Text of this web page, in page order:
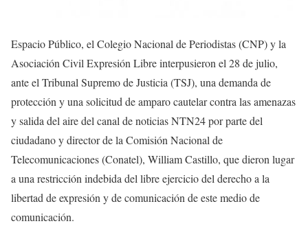
Espacio Público, el Colegio Nacional de Periodistas (CNP) y la
Asociación Civil Expresión Libre interpusieron el 28 de julio,
ante el Tribunal Supremo de Justicia (TSJ), una demanda de
protección y una solicitud de amparo cautelar contra las amenazas
y salida del aire del canal de noticias NTN24 por parte del
ciudadano y director de la Comisión Nacional de
Telecomunicaciones (Conatel), William Castillo, que dieron lugar
a una restricción indebida del libre ejercicio del derecho a la
libertad de expresión y de comunicación de este medio de
comunicación.